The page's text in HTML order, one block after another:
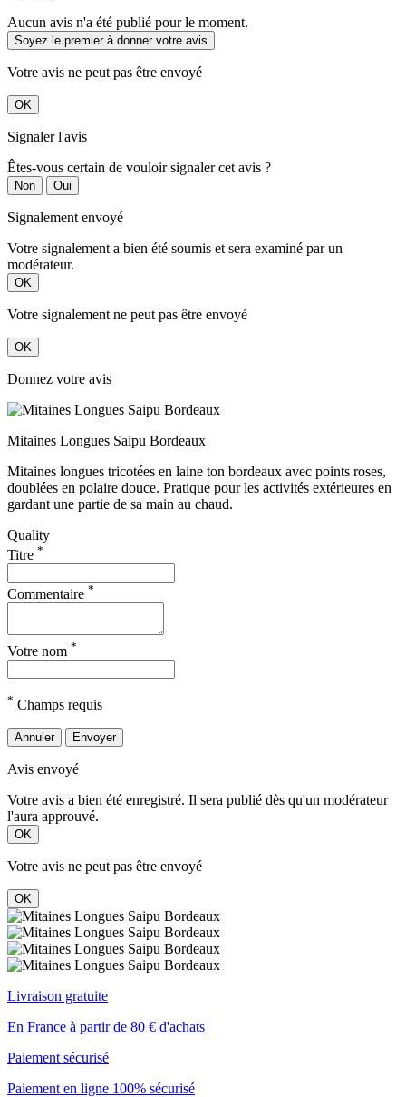
Aucun avis n'a été publié pour le moment.
Soyez le premier à donner votre avis
Votre avis ne peut pas être envoyé
OK
Signaler l'avis
Êtes-vous certain de vouloir signaler cet avis ?
Non Oui
Signalement envoyé
Votre signalement a bien été soumis et sera examiné par un
modérateur.
OK
Votre signalement ne peut pas être envoyé
OK
Donnez votre avis
Mitaines Longues Saipu Bordeaux
Mitaines longues tricotées en laine ton bordeaux avec points roses,
doublées en polaire douce. Pratique pour les activités extérieures en
gardant une partie de sa main au chaud.
Quality
Titre *
Commentaire *
Votre nom *
* Champs requis
Annuler Envoyer
Avis envoyé
Votre avis a bien été enregistré. Il sera publié dès qu'un modérateur
l'aura approuvé.
OK
Votre avis ne peut pas être envoyé
OK
Livraison gratuite
En France à partir de 80 € d'achats
Paiement sécurisé
Paiement en ligne 100% sécurisé